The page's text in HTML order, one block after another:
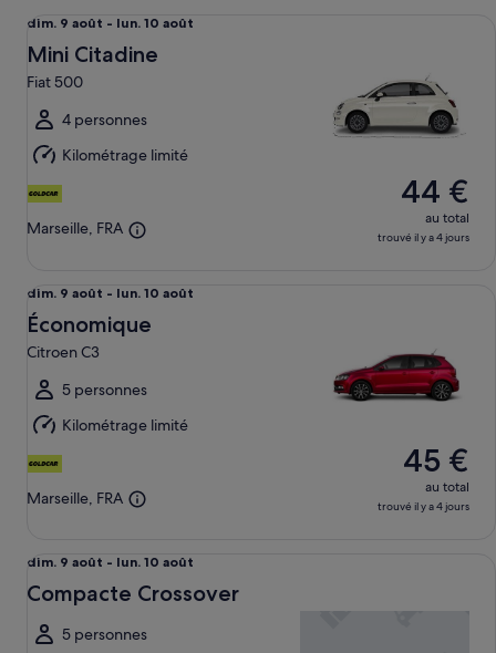
Du
dim.
9
août
au
lun.
10
août
dim. 9 août - lun. 10 août
Mini Citadine
Fiat 500
4 personnes
Kilométrage limité
Marseille, FRA
44 €
au total
trouvé il y a 4 jours
Du
dim.
9
août
au
lun.
10
août
dim. 9 août - lun. 10 août
Économique
Citroen C3
5 personnes
Kilométrage limité
Marseille, FRA
45 €
au total
trouvé il y a 4 jours
Du
dim.
août
dim. 9 août - lun. 10 août
Compacte Crossover
5 personnes